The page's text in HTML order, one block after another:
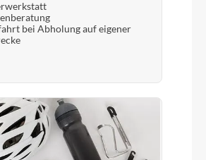
Gabel
CR-8V-P, 40 mm
Vorderreifen
DH-C3000-1N
bei Abholung auf eigener